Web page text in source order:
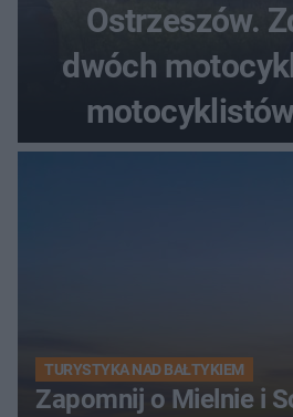
Ostrzeszów.
dwóch
TURYSTYKA NAD BAŁTYKIEM
Zapomnij o Mielnie i